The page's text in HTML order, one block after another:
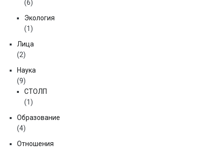
(6)
Экология
(1)
Лица
(2)
Наука
(9)
СТОЛП
(1)
Образование
(4)
Отношения